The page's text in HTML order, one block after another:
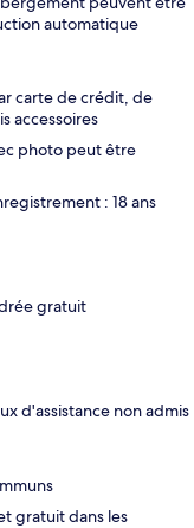
automatique
carte de crédit, de
accessoires
photo peut être
: 18 ans
gratuit
d'assistance non admis
gratuit dans les